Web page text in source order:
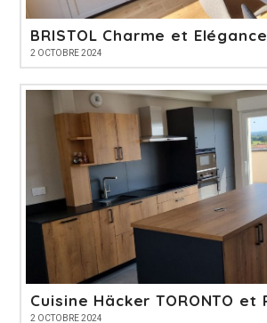
BRISTOL Charme et Elégance
2 OCTOBRE 2024
2 OCTOBRE 2024